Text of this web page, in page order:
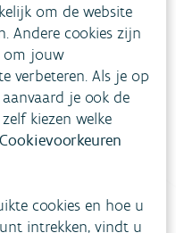
vragen
Vul ons
om de website
Andere cookies zijn
om jouw
verbeteren. Als je op
je ook de
kiezen welke
Cookievoorkeuren
cookies en hoe u
intrekken, vindt u